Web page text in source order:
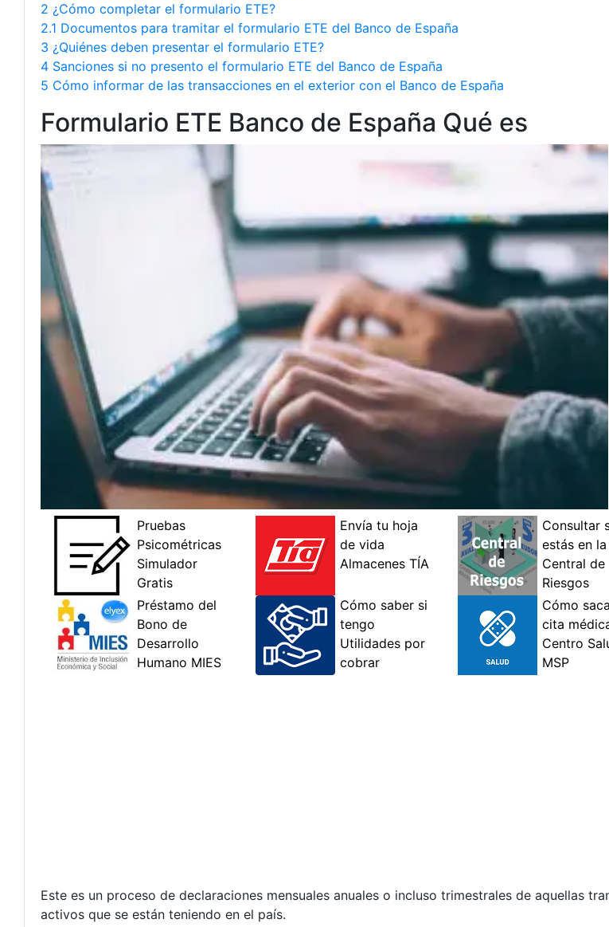
2 ¿Cómo completar el formulario ETE?
2.1 Documentos para tramitar el formulario ETE del Banco de España
3 ¿Quiénes deben presentar el formulario ETE?
4 Sanciones si no presento el formulario ETE del Banco de España
5 Cómo informar de las transacciones en el exterior con el Banco de España
Formulario ETE Banco de España Qué es
Este es un proceso de declaraciones mensuales anuales o incluso trimestrales de aquellas
activos que se están teniendo en el país.